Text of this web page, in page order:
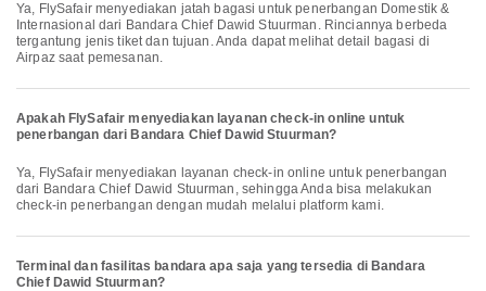
Ya, FlySafair menyediakan jatah bagasi untuk penerbangan Domestik &
Internasional dari Bandara Chief Dawid Stuurman. Rinciannya berbeda
tergantung jenis tiket dan tujuan. Anda dapat melihat detail bagasi di
Airpaz saat pemesanan.
Apakah FlySafair menyediakan layanan check-in online untuk
penerbangan dari Bandara Chief Dawid Stuurman?
Ya, FlySafair menyediakan layanan check-in online untuk penerbangan
dari Bandara Chief Dawid Stuurman, sehingga Anda bisa melakukan
check-in penerbangan dengan mudah melalui platform kami.
Terminal dan fasilitas bandara apa saja yang tersedia di Bandara
Chief Dawid Stuurman?